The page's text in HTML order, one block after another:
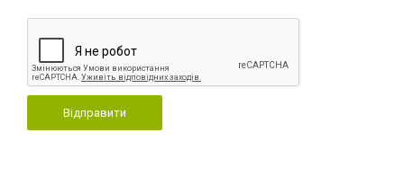
Відправити